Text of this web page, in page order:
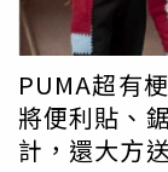
PUMA超有
將便利貼、
計，還大方